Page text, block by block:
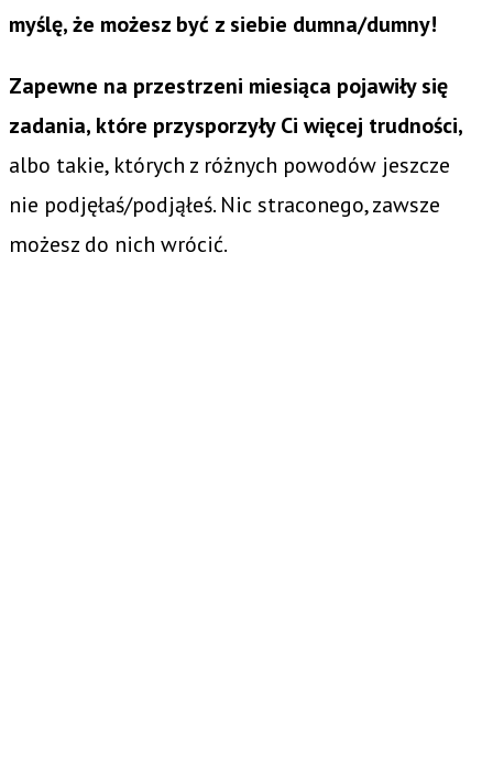
myślę, że możesz być z siebie dumna/dumny!
Zapewne na przestrzeni miesiąca pojawiły się
zadania, które przysporzyły Ci więcej trudności,
albo takie, których z różnych powodów jeszcze
nie podjęłaś/podjąłeś. Nic straconego, zawsze
możesz do nich wrócić.